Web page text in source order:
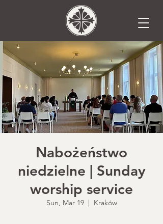
Nabożeństwo
niedzielne | Sunday
worship service
Sun, Mar 19
  |
Kraków